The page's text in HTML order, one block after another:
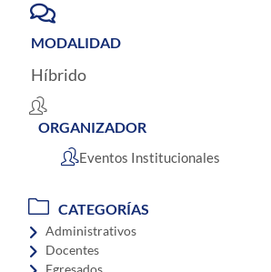
MODALIDAD
Híbrido
ORGANIZADOR
Eventos Institucionales
CATEGORÍAS
Administrativos
Docentes